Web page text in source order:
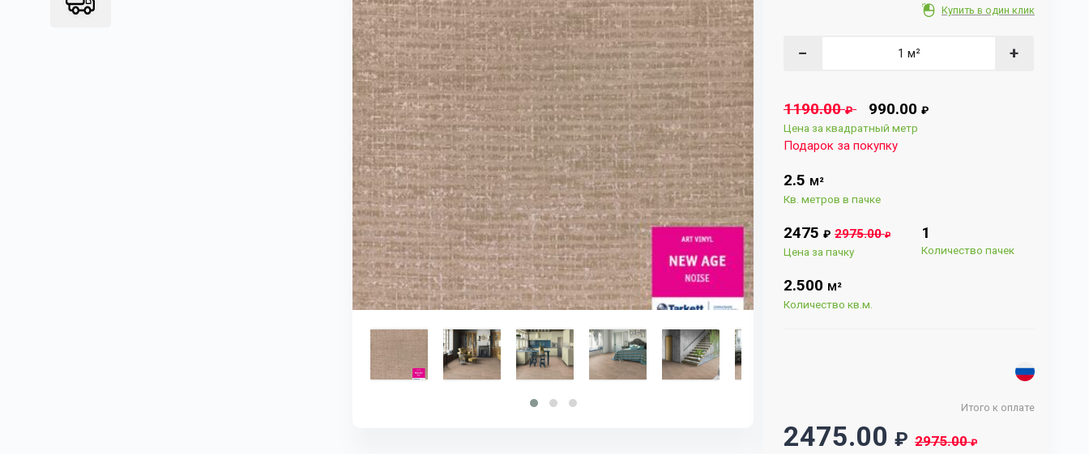
Купить в один клик
− +
1190.00 ₽ 990.00 ₽
Цена за квадратный метр
Подарок за покупку
2.5 М²
Кв. метров в пачке
2475 ₽ 2975.00₽
Цена за пачку
1
Количество пачек
2.500 М²
Количество кв.м.
Итого к оплате
2475.00 ₽ 2975.00₽